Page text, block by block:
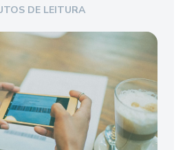
DE LEITURA